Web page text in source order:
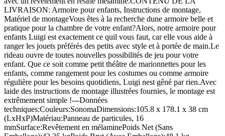
LIVRAISON: Armoire pour enfants, Instructions de montage,
Matériel de montageVous êtes à la recherche dune armoire belle et
pratique pour la chambre de votre enfant?Alors, notre armoire pour
enfants Luigi est exactement ce quil vous faut, car elle vous aide à
ranger les jouets préférés des petits avec style et à portée de main.Le
rideau ouvre de toutes nouvelles possibilités de jeu pour votre
enfant. Que ce soit comme petit théâtre de marionnettes pour les
enfants, comme rangement pour les costumes ou comme armoire
régulière pour les besoins quotidiens, Luigi nest gêné par rien.Avec
laide des instructions de montage illustrées fournies, le montage est
extrêmement simple !---Données
techniques:Couleurs:SonomaDimensions:105.8 x 178.1 x 38 cm
(LxHxP)Matériau:Panneau de particules, 16
mmSurface:Revêtement en mélaminePoids Net (Sans